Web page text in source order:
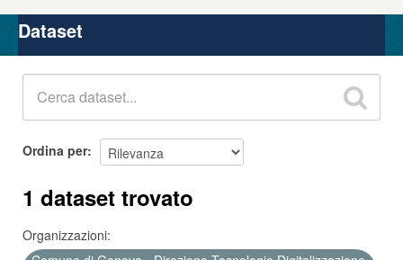
Organizzazioni
Gruppi
Dataset
Ordina per
1 dataset trovato
Organizzazioni: